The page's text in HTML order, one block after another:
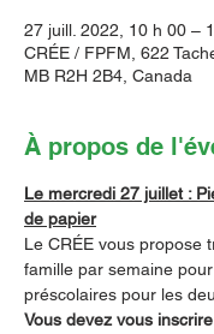
27 juill. 2022, 10 h 00 –
CRÉE / FPFM, 622
MB R2H 2B4, Canada
À propos de
Le mercredi 27 juillet :
de papier
Le CRÉE vous propose
famille par semaine
préscolaires pour les
Vous devez vous inscrire